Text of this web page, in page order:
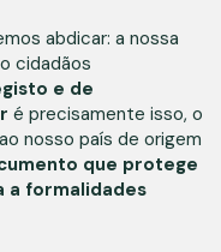
abdicar: a nossa
cidadãos
e de
é precisamente isso, o
nosso país de origem
que protege
a formalidades